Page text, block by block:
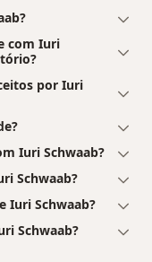
com Iuri
por Iuri
Iuri Schwaab?
Schwaab?
Iuri Schwaab?
Schwaab?